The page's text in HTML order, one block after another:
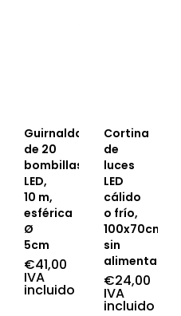
Guirnalda
de 20
bombillas
LED,
10 m,
esférica
Ø
5cm
€41,00
IVA
incluido
Cortina
de
luces
LED
cálido
o frío,
100x70cm,
sin
€24,00
IVA
incluido